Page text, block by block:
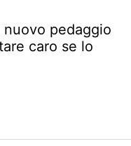
pedaggio
caro se lo